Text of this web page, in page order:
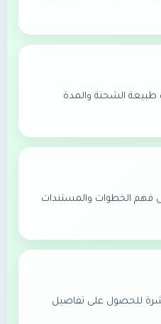
الشحنة والمدة
فهم الخطوات والمستندات
للحصول على تفاصيل